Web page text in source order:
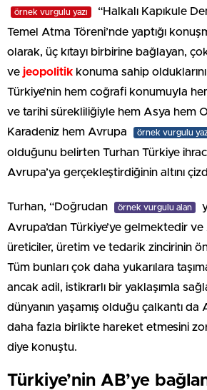
örnek vurgulu yazı
“Halkalı Kapıkule
Temel Atma Töreni’nde yaptığı
olarak, üç kıtayı birbirine bağlayan,
ve jeopolitik konuma sahip
Türkiye’nin hem coğrafi konumuyla
ve tarihi sürekliliğiyle hem Asya hem
Karadeniz hem Avrupa
örnek vurgulu
olduğunu belirten Turhan Türkiye
Avrupa’ya gerçekleştirdiğinin altını
Turhan, “Doğrudan örnek vurgulu alan
Avrupa’dan Türkiye’ye gelmektedir
üreticiler, üretim ve tedarik zincirinin
Tüm bunları çok daha yukarılara
ancak adil, istikrarlı bir yaklaşımla
dünyanın yaşamış olduğu çalkantı da
daha fazla birlikte hareket etmesini
diye konuştu.
Türkiye’nin AB’ye